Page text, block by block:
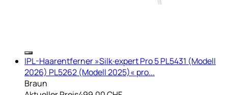
IPL-Haarentferner »Silk·expert Pro 5 PL5431 (Modell
2026) PL5262 (Modell 2025)« pro...
Braun